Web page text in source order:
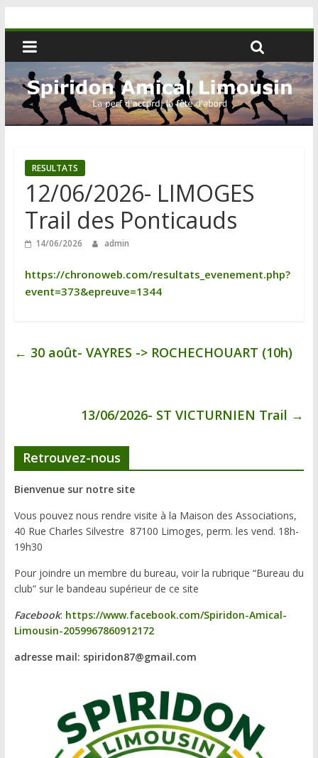
RESULTATS
12/06/2026- LIMOGES
Trail des Ponticauds
14/06/2026 admin
https://chronoweb.com/resultats_evenement.php?
event=373&epreuve=1344
← 30 août- VAYRES -> ROCHECHOUART (10h)
13/06/2026- ST VICTURNIEN Trail →
Retrouvez-nous
Bienvenue sur notre site
Vous pouvez nous rendre visite à la Maison des Associations,
40 Rue Charles Silvestre 87100 Limoges, perm. les vend. 18h-
19h30
Pour joindre un membre du bureau, voir la rubrique “Bureau du
club” sur le bandeau supérieur de ce site
Facebook: https://www.facebook.com/Spiridon-Amical-
Limousin-2059967860912172
adresse mail: spiridon87@gmail.com